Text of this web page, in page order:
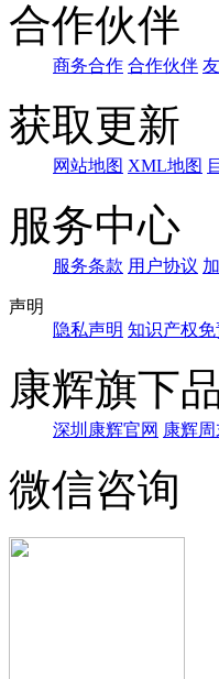
合作伙伴
商务合作 合作伙伴
获取更新
网站地图 XML地图
服务中心
服务条款 用户协议
声明
隐私声明 知识产权免
康辉旗下
深圳康辉官网 康辉
微信咨询